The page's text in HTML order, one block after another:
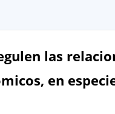
las
en